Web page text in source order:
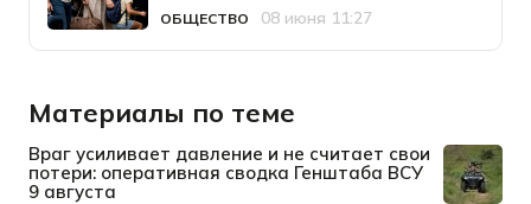
Категория
ОБЩЕСТВО
Дата публикации
08 июня 11:27
Материалы по теме
Враг усиливает давление и не считает свои
потери: оперативная сводка Генштаба ВСУ
9 августа